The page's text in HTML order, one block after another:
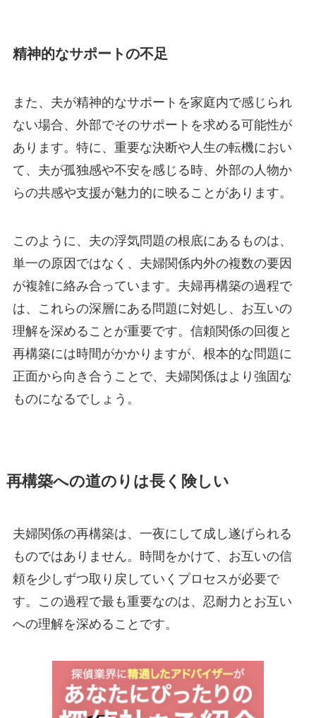
精神的なサポートの不足
また、夫が精神的なサポートを家庭内で感じられ
ない場合、外部でそのサポートを求める可能性が
あります。特に、重要な決断や人生の転機におい
て、夫が孤独感や不安を感じる時、外部の人物か
らの共感や支援が魅力的に映ることがあります。
このように、夫の浮気問題の根底にあるものは、
単一の原因ではなく、夫婦関係内外の複数の要因
が複雑に絡み合っています。夫婦再構築の過程で
は、これらの深層にある問題に対処し、お互いの
理解を深めることが重要です。信頼関係の回復と
再構築には時間がかかりますが、根本的な問題に
正面から向き合うことで、夫婦関係はより強固な
ものになるでしょう。
再構築への道のりは長く険しい
夫婦関係の再構築は、一夜にして成し遂げられる
ものではありません。時間をかけて、お互いの信
頼を少しずつ取り戻していくプロセスが必要で
す。この過程で最も重要なのは、忍耐力とお互い
への理解を深めることです。